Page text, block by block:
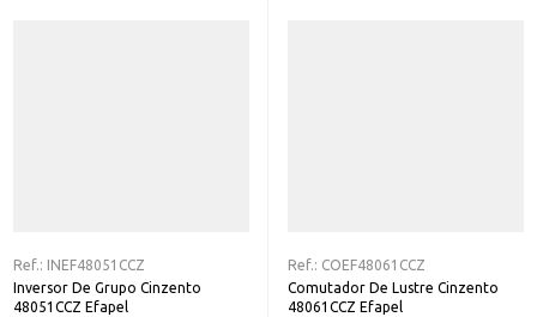
Ref.:
INEF48051CCZ
Inversor De Grupo Cinzento
48051CCZ Efapel
Ref.: COEF48061CCZ
Comutador De Lustre Cinzento
48061CCZ Efapel